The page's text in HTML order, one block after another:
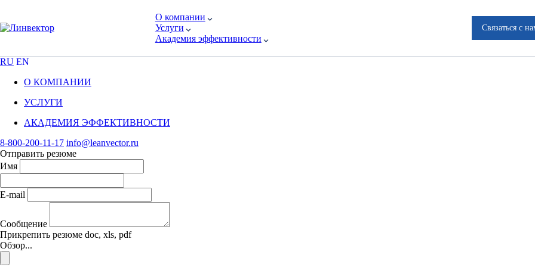
О компании
Услуги
Академия эффективности
Связаться с
RU EN
О КОМПАНИИ
УСЛУГИ
АКАДЕМИЯ ЭФФЕКТИВНОСТИ
8-800-200-11-17 info@leanvector.ru
Отправить резюме
Имя
E-mail
Сообщение
Прикрепить резюме doc, xls, pdf
Обзор...